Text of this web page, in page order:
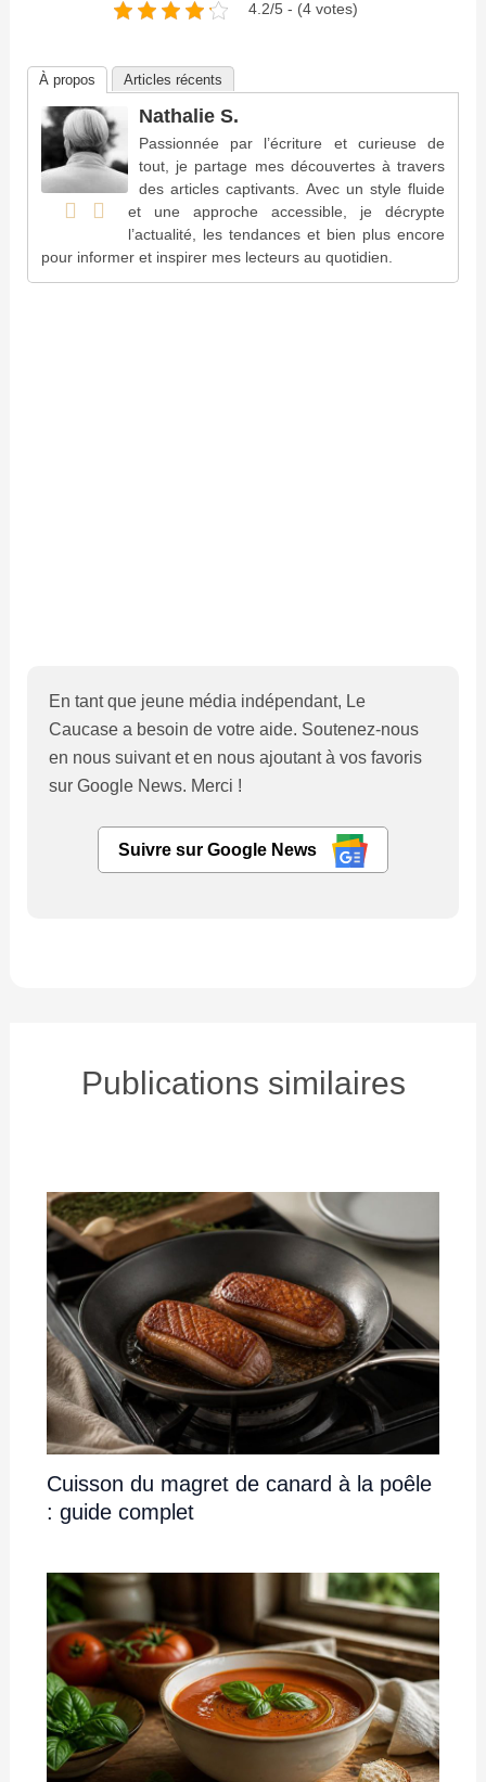
4.2/5 - (4 votes)
À propos Articles récents
Nathalie S.
Passionnée par l’écriture et curieuse de
tout, je partage mes découvertes à travers
des articles captivants. Avec un style fluide
et une approche accessible, je décrypte
l’actualité, les tendances et bien plus encore
pour informer et inspirer mes lecteurs au quotidien.
En tant que jeune média indépendant, Le
Caucase a besoin de votre aide. Soutenez-nous
en nous suivant et en nous ajoutant à vos favoris
sur Google News. Merci !
Suivre sur Google News
Publications similaires
Cuisson du magret de canard à la poêle
: guide complet